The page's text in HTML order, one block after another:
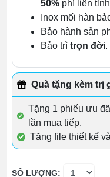
50% phí liên tỉnh
Inox mối hàn
Bảo hành sản
Bảo trì trọn đời.
Quà tặng kèm trị
Tặng 1 phiếu ưu
lần mua tiếp.
Tặng file thiết kế
SỐ LƯỢNG: